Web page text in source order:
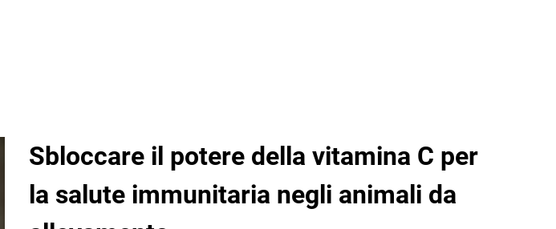
Sbloccare il potere della vitamina C per
la salute immunitaria negli animali da